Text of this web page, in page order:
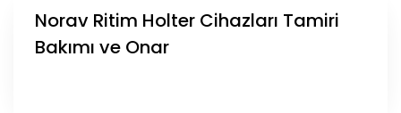
Norav Ritim Holter Cihazları Tamiri
Bakımı ve Onar